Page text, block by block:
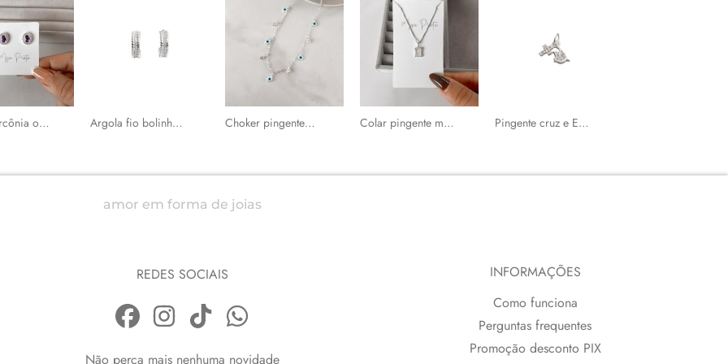
Brinco zircônia oval ametista com cravejado 11mm Argola fio bolinhas com cravejado 15mm tarraxa Choker pingentes olhos gregos e zircônias corrente cadeado Colar pingente medalha Sagrado Coração cravejado 13mm 45cm Pingente cruz e Espírito Santo cravejados 8mm
amor em forma de joias
REDES SOCIAIS
Não perca mais nenhuma novidade
INFORMAÇÕES
Como funciona
Perguntas frequentes
Promoção desconto PIX